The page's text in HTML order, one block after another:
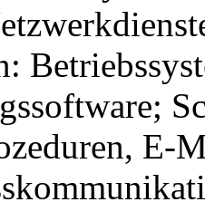
E-